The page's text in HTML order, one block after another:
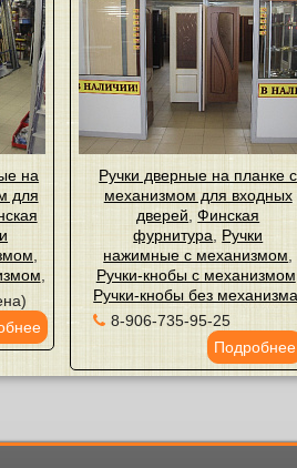
на
для
Ручки дверные на планке с
механизмом для входных
дверей ,Финская
фурнитура
Ручки
нажимные с механизмом
Ручки-кнобы с механизмом
Ручки-кнобы без
8-906-735-95-25
Подробнее